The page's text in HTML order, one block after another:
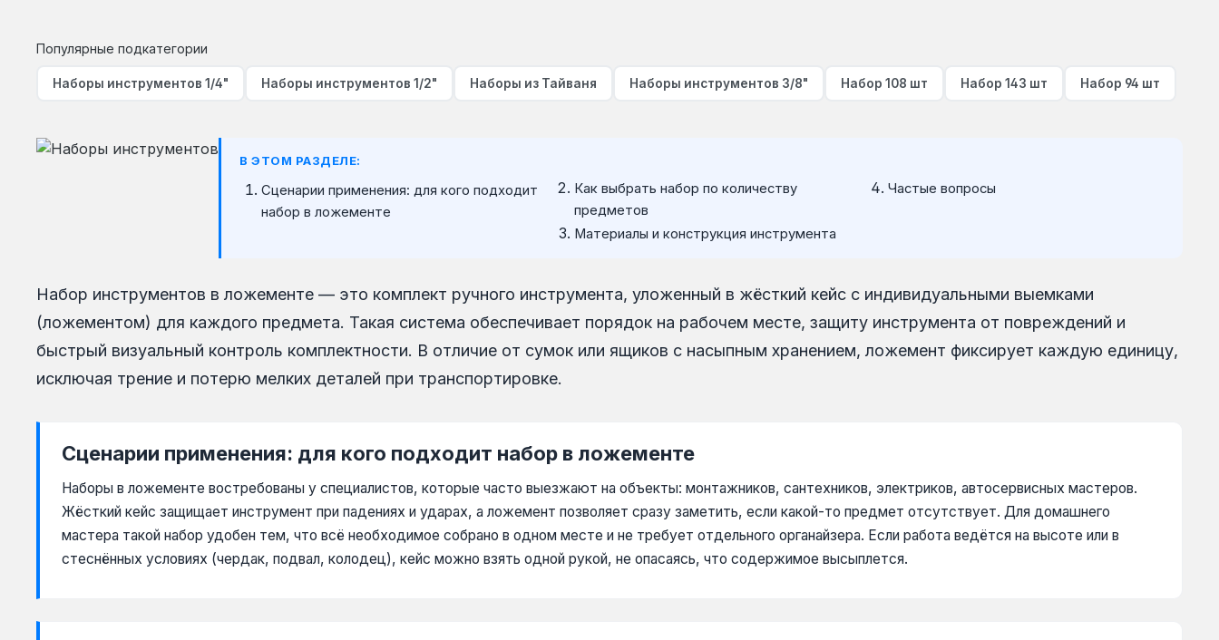
Популярные подкатегории
Наборы инструментов 1/4" Наборы инструментов 1/2" Наборы из Тайваня Наборы инструментов 3/8" Набор 108 шт Набор 143 шт Набор 94 шт
В ЭТОМ РАЗДЕЛЕ:
Сценарии применения: для кого подходит
набор в ложементе
Как выбрать набор по количеству
предметов
Материалы и конструкция инструмента
Частые вопросы
Набор инструментов в ложементе — это комплект ручного инструмента, уложенный в жёсткий кейс с индивидуальными выемками
(ложементом) для каждого предмета. Такая система обеспечивает порядок на рабочем месте, защиту инструмента от повреждений и
быстрый визуальный контроль комплектности. В отличие от сумок или ящиков с насыпным хранением, ложемент фиксирует каждую единицу,
исключая трение и потерю мелких деталей при транспортировке.
Сценарии применения: для кого подходит набор в ложементе
Наборы в ложементе востребованы у специалистов, которые часто выезжают на объекты: монтажников, сантехников, электриков, автосервисных мастеров.
Жёсткий кейс защищает инструмент при падениях и ударах, а ложемент позволяет сразу заметить, если какой-то предмет отсутствует. Для домашнего
мастера такой набор удобен тем, что всё необходимое собрано в одном месте и не требует отдельного органайзера. Если работа ведётся на высоте или в
стеснённых условиях (чердак, подвал, колодец), кейс можно взять одной рукой, не опасаясь, что содержимое высыплется.